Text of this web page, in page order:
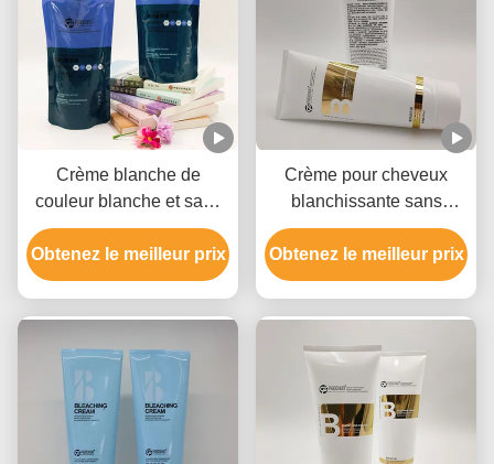
Crème blanche de
couleur blanche et sans
cruauté, blanchisseur de
chaleur pour tous les
types de cheveux
Obtenez le meilleur prix
Crème pour cheveux
blanchissante sans
parabène, Crème pour
cheveux clairs non
irritante
Obtenez le meilleur prix